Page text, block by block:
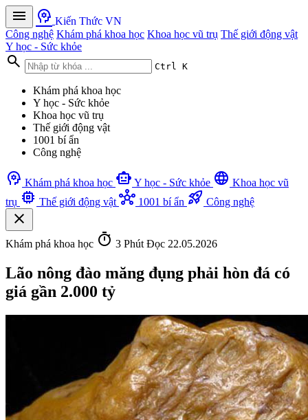
menu psychology Kiến Thức VN
Công nghệ Khám phá khoa học Khoa học vũ trụ Thế giới động vật
Y học - Sức khỏe
search Ctrl K
Khám phá khoa học
Y học - Sức khỏe
Khoa học vũ trụ
Thế giới động vật
1001 bí ẩn
Công nghệ
psychology Khám phá khoa học smart_toy Y học - Sức khỏe language Khoa học vũ
trụ memory Thế giới động vật hub 1001 bí ẩn rocket_launch Công nghệ
close
Khám phá khoa học timer 3 Phút Đọc 22.05.2026
Lão nông đào măng đụng phải hòn đá có
giá gần 2.000 tỷ